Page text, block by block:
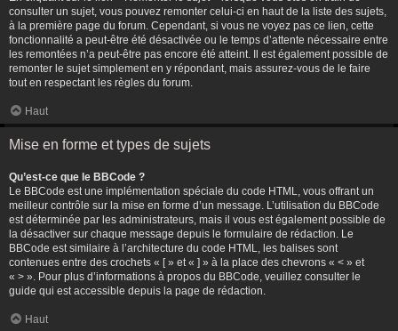
consulter un sujet, vous pouvez remonter celui-ci en haut de la liste des sujets,
à la première page du forum. Cependant, si vous ne voyez pas ce lien, cette
fonctionnalité a peut-être été désactivée ou le temps d’attente nécessaire entre
les remontées n’a peut-être pas encore été atteint. Il est également possible de
remonter le sujet simplement en y répondant, mais assurez-vous de le faire
tout en respectant les règles du forum.
Haut
Mise en forme et types de sujets
Qu’est-ce que le BBCode ?
Le BBCode est une implémentation spéciale du code HTML, vous offrant un
meilleur contrôle sur la mise en forme d’un message. L’utilisation du BBCode
est déterminée par les administrateurs, mais il vous est également possible de
la désactiver sur chaque message depuis le formulaire de rédaction. Le
BBCode est similaire à l’architecture du code HTML, les balises sont
contenues entre des crochets « [ » et « ] » à la place des chevrons « < » et
« > ». Pour plus d’informations à propos du BBCode, veuillez consulter le
guide qui est accessible depuis la page de rédaction.
Haut